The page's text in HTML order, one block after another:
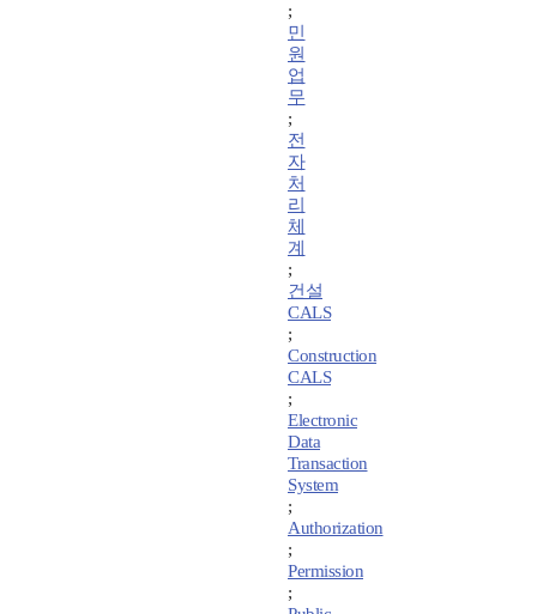
;
민
원
업
무
;
전
자
처
리
체
계
;
건설
CALS
;
Construction
CALS
;
Electronic
Data
Transaction
System
;
Authorization
;
Permission
;